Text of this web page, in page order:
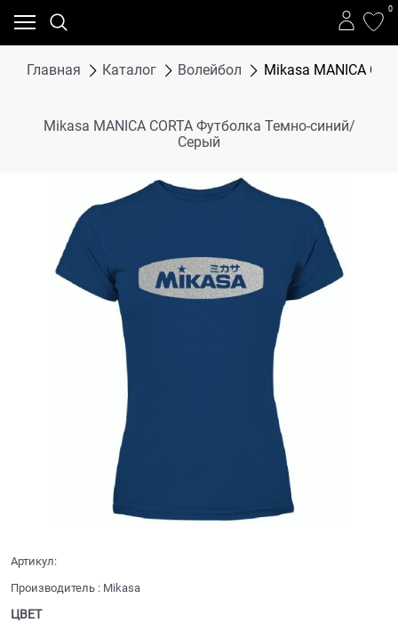
0
Главная Каталог Волейбол Mikasa MANICA
Mikasa MANICA CORTA Футболка Темно-синий/
Серый
Артикул:
Производитель : Mikasa
ЦВЕТ